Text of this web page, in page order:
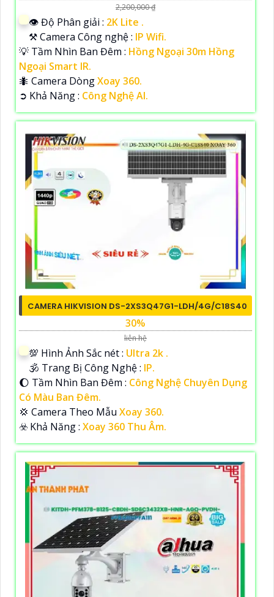
2,200,000 ₫
👁 Độ Phân giải : 2K Lite .
⚒ Camera Công nghệ : IP Wifi.
💡 Tầm Nhìn Ban Đêm : Hồng Ngoại 30m Hồng
Ngoại Smart IR.
🐜 Camera DòngXoay 360.
️➲ Khả Năng : Công Nghệ AI.
CAMERA HIKVISION DS-2XS3Q47G1-LDH/4G/C18S40
30%
liên hệ
💯 Hình Ảnh Sắc nét : Ultra 2k .
🕉️ Trang Bị Công Nghệ : IP.
🌔 Tầm Nhìn Ban Đêm : Công Nghệ Chuyên Dụng
Có Màu Ban Đêm.
💢 Camera Theo Mẫu Xoay 360.
️☣️ Khả Năng : Xoay 360 Thu Âm.